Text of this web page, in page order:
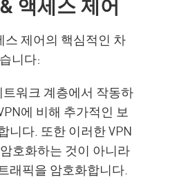
스 제어의 핵심적인 차
니다:
트워크 계층에서 작동하
에 비해 추가적인 보
니다. 또한 이러한 VPN
호화하는 것이 아니라
래픽을 암호화합니다.